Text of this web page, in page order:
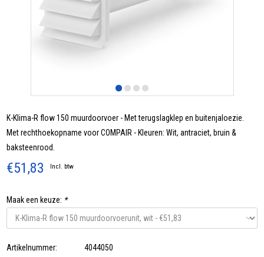
K-Klima-R flow 150 muurdoorvoer - Met terugslagklep en buitenjaloezie.
Met rechthoekopname voor COMPAIR - Kleuren: Wit, antraciet, bruin &
baksteenrood.
€51,83 Incl. btw
Maak een keuze: *
Artikelnummer:
4044050